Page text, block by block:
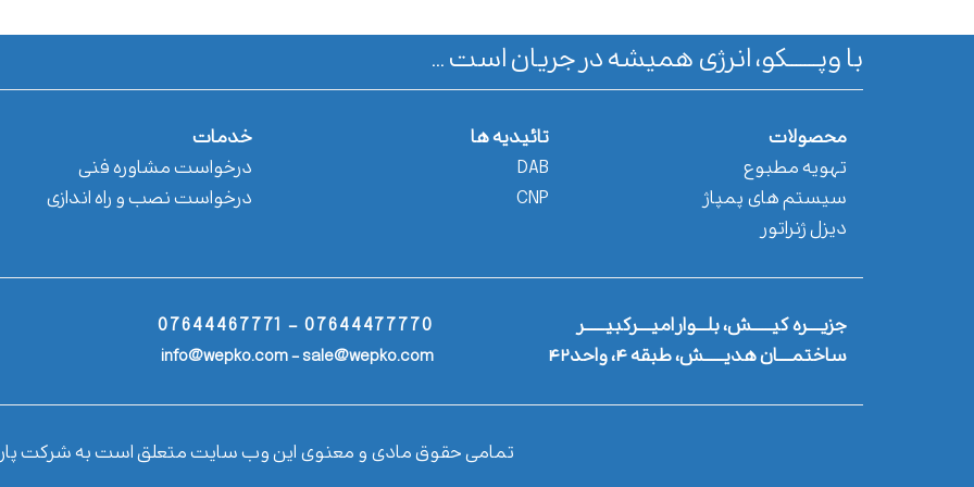
با وپـــــــکو، انرژی همیشه در جریان است ...
محصولات
تهویه مطبوع
سیستم های پمپاژ
دیزل ژنراتور
تائیدیه ها
DAB
CNP
خدمات
درخواست مشاوره فنی
درخواست نصب و راه اندازی
07644477770 - 07644467771
info@wepko.com - sale@wepko.com
جزیــــره کیــــــش، بلـــوار امیــــرکبیــــــر
ساختمــــان هدیــــــش، طبقه ۴، واحد۴۲
تمامی حقوق مادی و معنوی این وب سایت متعلق است به شرکت